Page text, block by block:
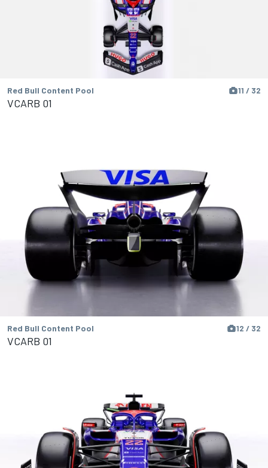
Red Bull Content Pool 11 / 32
VCARB 01
Red Bull Content Pool 12 / 32
VCARB 01